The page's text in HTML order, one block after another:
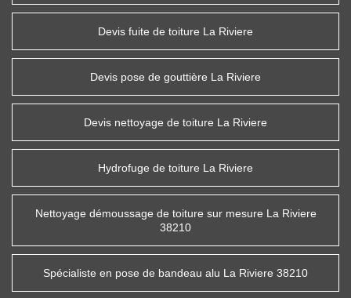
Devis fuite de toiture La Riviere
Devis pose de gouttière La Riviere
Devis nettoyage de toiture La Riviere
Hydrofuge de toiture La Riviere
Nettoyage démoussage de toiture sur mesure La Riviere
38210
Spécialiste en pose de bandeau alu La Riviere 38210